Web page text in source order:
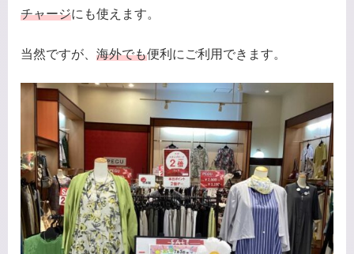
チャージにも使えます。
当然ですが、 海外でも便利にご利用できます。